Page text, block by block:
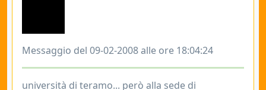
Messaggio del 09-02-2008 alle ore 18:04:24
università di teramo... però alla sede di